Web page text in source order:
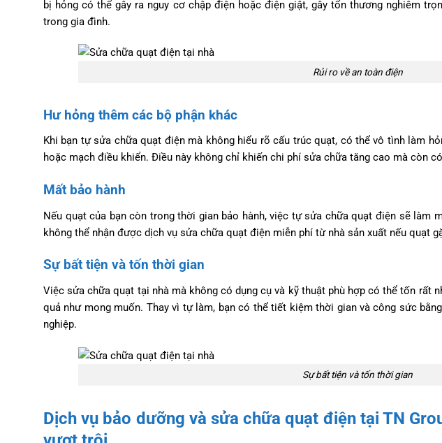
bị hỏng có thể gây ra nguy cơ chập điện hoặc điện giật, gây tổn thương nghiêm
trong gia đình.
Rủi ro về an toàn điện
Hư hỏng thêm các bộ phận khác
Khi bạn tự sửa chữa quạt điện mà không hiểu rõ cấu trúc quạt, có thể vô tình làm
hoặc mạch điều khiển. Điều này không chỉ khiến chi phí sửa chữa tăng cao mà còn
Mất bảo hành
Nếu quạt của bạn còn trong thời gian bảo hành, việc tự sửa chữa quạt điện sẽ làm
không thể nhận được dịch vụ sửa chữa quạt điện miễn phí từ nhà sản xuất nếu quạt
Sự bất tiện và tốn thời gian
Việc sửa chữa quạt tại nhà mà không có dụng cụ và kỹ thuật phù hợp có thể tốn rất
quả như mong muốn. Thay vì tự làm, bạn có thể tiết kiệm thời gian và công sức
nghiệp.
Sự bất tiện và tốn thời gian
Dịch vụ bảo dưỡng và sửa chữa quạt điện tại TN